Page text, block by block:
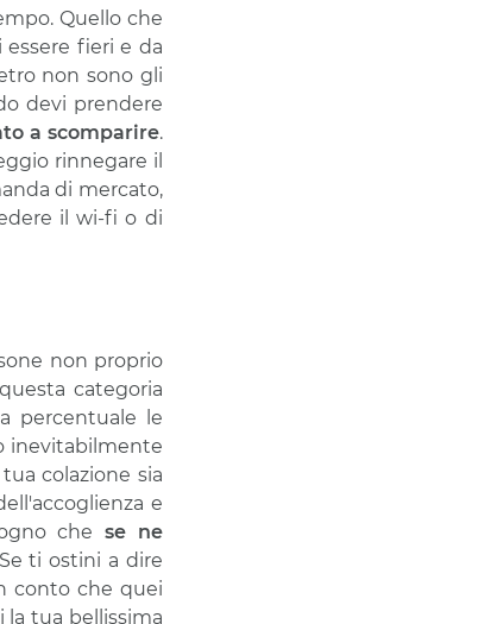
Quello che
fieri e da
non sono gli
devi prendere
a scomparire.
rinnegare il
di mercato,
il wi-fi o di
non proprio
categoria
percentuale le
inevitabilmente
colazione sia
e
chese ne
ti ostini a dire
conto che quei
la tua bellissima